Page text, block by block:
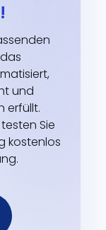
und
erfüllt.
Sie
kostenlos